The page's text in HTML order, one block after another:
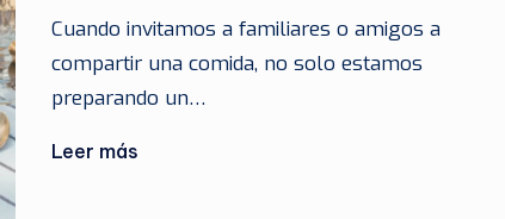
Cuando invitamos a familiares o amigos a
compartir una comida, no solo estamos
preparando un…
Leer más